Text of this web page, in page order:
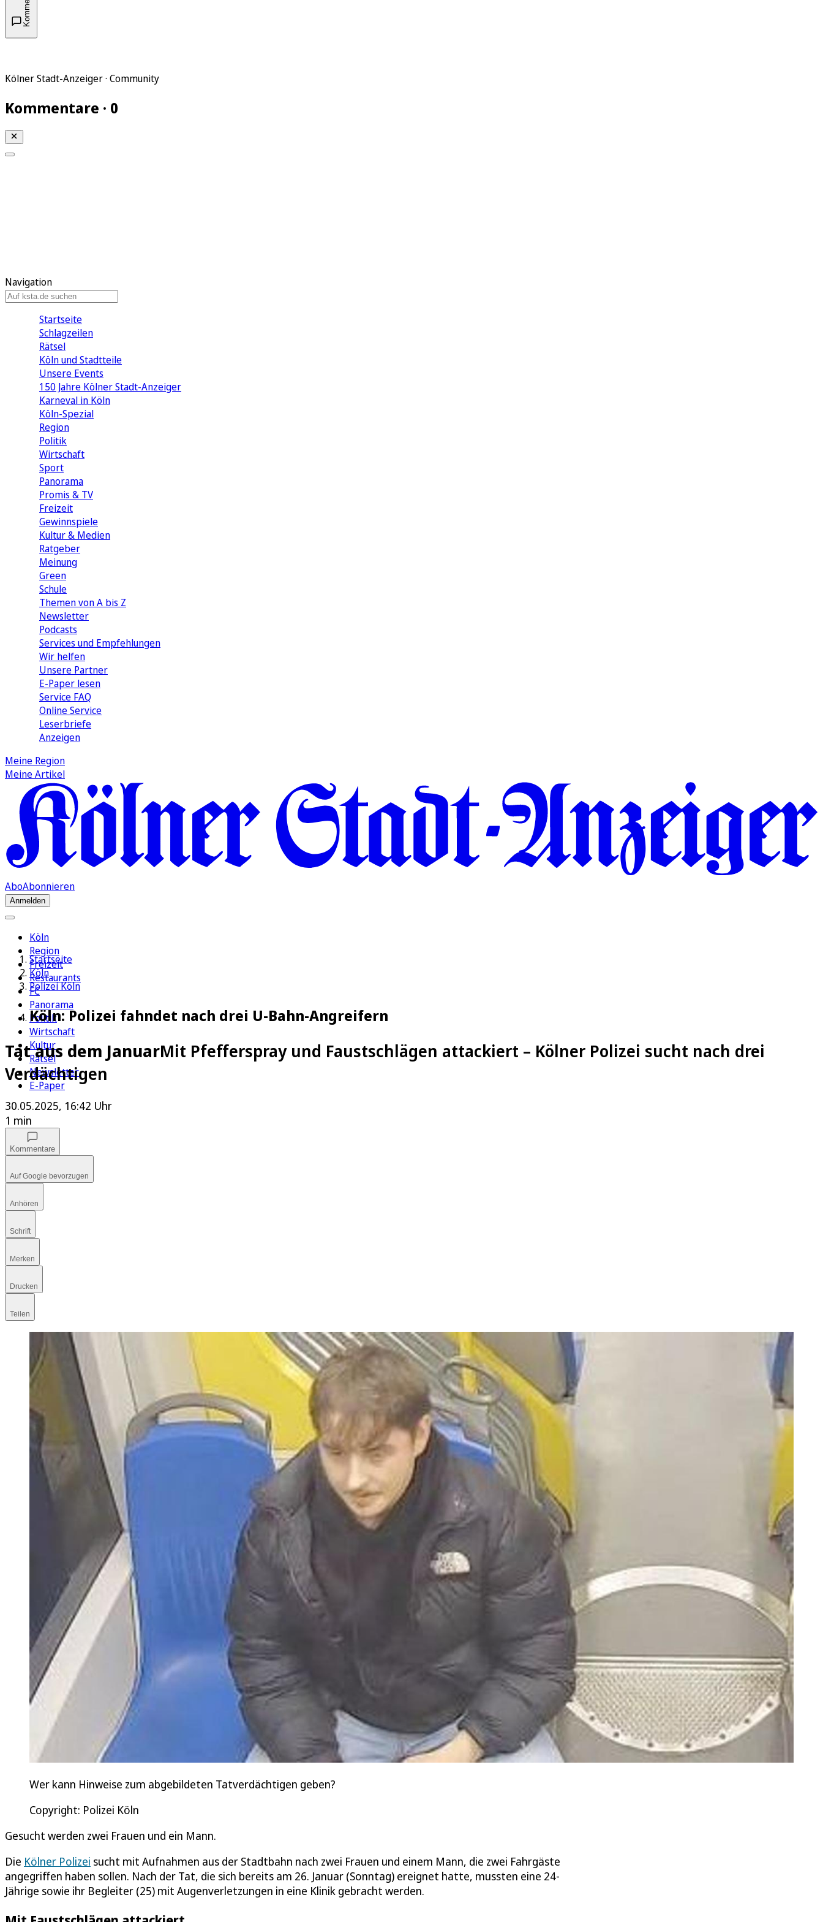
Kölner Stadt-Anzeiger · Community
Kommentare · 0
Navigation
Startseite
Schlagzeilen
Rätsel
Köln und Stadtteile
Unsere Events
150 Jahre Kölner Stadt-Anzeiger
Karneval in Köln
Köln-Spezial
Region
Politik
Wirtschaft
Sport
Panorama
Promis & TV
Freizeit
Gewinnspiele
Kultur & Medien
Ratgeber
Meinung
Green
Schule
Themen von A bis Z
Newsletter
Podcasts
Services und Empfehlungen
Wir helfen
Unsere Partner
E-Paper lesen
Service FAQ
Online Service
Leserbriefe
Anzeigen
Meine Region
Meine Artikel
AboAbonnieren
Anmelden
Köln
Region
Freizeit
Restaurants
FC
Panorama
Politik
Wirtschaft
Kultur
Rätsel
Newsletter
E-Paper
Startseite
Köln
Polizei Köln
Köln: Polizei fahndet nach drei U-Bahn-Angreifern
Tat aus dem JanuarMit Pfefferspray und Faustschlägen attackiert – Kölner Polizei sucht nach drei
Verdächtigen
30.05.2025, 16:42 Uhr
1 min
Kommentare
Auf Google bevorzugen
Anhören
Schrift
Merken
Drucken
Teilen
Wer kann Hinweise zum abgebildeten Tatverdächtigen geben?
Copyright: Polizei Köln
Gesucht werden zwei Frauen und ein Mann.
Die Kölner Polizei sucht mit Aufnahmen aus der Stadtbahn nach zwei Frauen und einem Mann, die zwei Fahrgäste
angegriffen haben sollen. Nach der Tat, die sich bereits am 26. Januar (Sonntag) ereignet hatte, mussten eine 24-
Jährige sowie ihr Begleiter (25) mit Augenverletzungen in eine Klinik gebracht werden.